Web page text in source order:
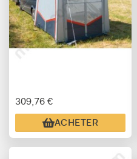
309,76 €
ACHETER